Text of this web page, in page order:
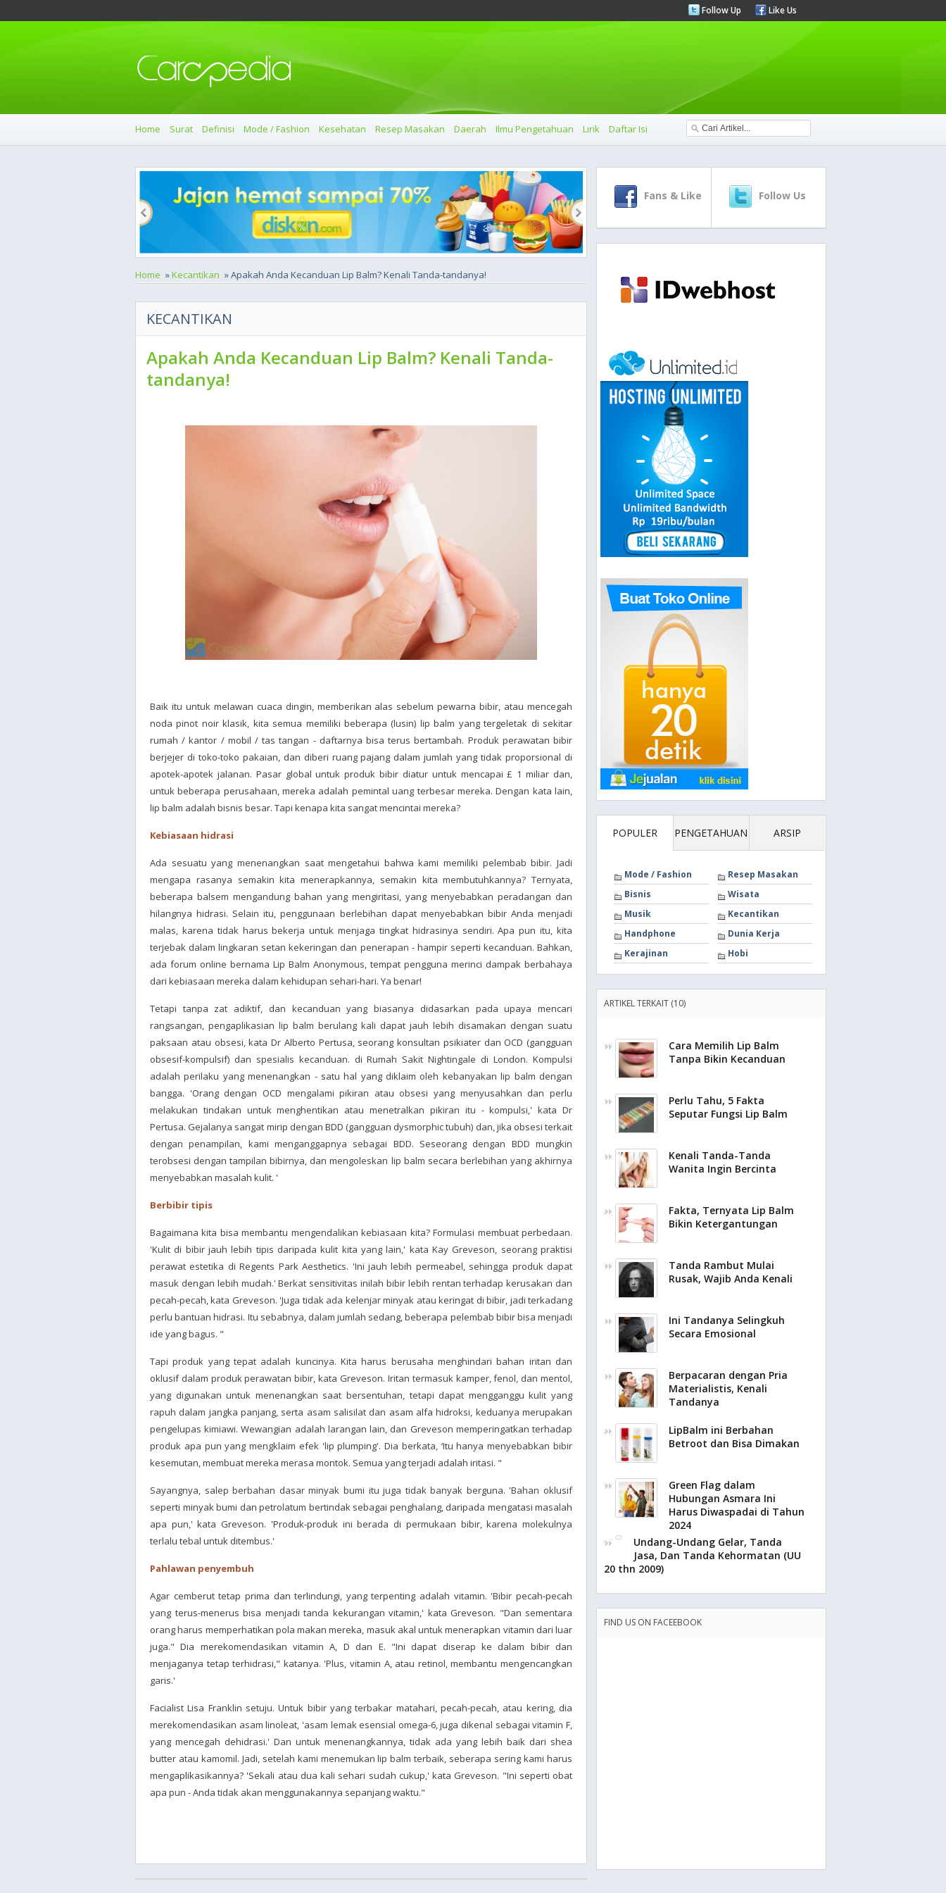
Follow Up Like Us
Home Surat Definisi Mode / Fashion Kesehatan Resep Masakan Daerah Ilmu Pengetahuan Lirik Daftar Isi
Home »Kecantikan » Apakah Anda Kecanduan Lip Balm? Kenali Tanda-tandanya!
KECANTIKAN
Apakah Anda Kecanduan Lip Balm? Kenali Tanda-
tandanya!
Baik itu untuk melawan cuaca dingin, memberikan alas sebelum pewarna bibir, atau mencegah
noda pinot noir klasik, kita semua memiliki beberapa (lusin) lip balm yang tergeletak di sekitar
rumah / kantor / mobil / tas tangan - daftarnya bisa terus bertambah. Produk perawatan bibir
berjejer di toko-toko pakaian, dan diberi ruang pajang dalam jumlah yang tidak proporsional di
apotek-apotek jalanan. Pasar global untuk produk bibir diatur untuk mencapai £ 1 miliar dan,
untuk beberapa perusahaan, mereka adalah pemintal uang terbesar mereka. Dengan kata lain,
lip balm adalah bisnis besar. Tapi kenapa kita sangat mencintai mereka?
Kebiasaan hidrasi
Ada sesuatu yang menenangkan saat mengetahui bahwa kami memiliki pelembab bibir. Jadi
mengapa rasanya semakin kita menerapkannya, semakin kita membutuhkannya? Ternyata,
beberapa balsem mengandung bahan yang mengiritasi, yang menyebabkan peradangan dan
hilangnya hidrasi. Selain itu, penggunaan berlebihan dapat menyebabkan bibir Anda menjadi
malas, karena tidak harus bekerja untuk menjaga tingkat hidrasinya sendiri. Apa pun itu, kita
terjebak dalam lingkaran setan kekeringan dan penerapan - hampir seperti kecanduan. Bahkan,
ada forum online bernama Lip Balm Anonymous, tempat pengguna merinci dampak berbahaya
dari kebiasaan mereka dalam kehidupan sehari-hari. Ya benar!
Tetapi tanpa zat adiktif, dan kecanduan yang biasanya didasarkan pada upaya mencari
rangsangan, pengaplikasian lip balm berulang kali dapat jauh lebih disamakan dengan suatu
paksaan atau obsesi, kata Dr Alberto Pertusa, seorang konsultan psikiater dan OCD (gangguan
obsesif-kompulsif) dan spesialis kecanduan. di Rumah Sakit Nightingale di London. Kompulsi
adalah perilaku yang menenangkan - satu hal yang diklaim oleh kebanyakan lip balm dengan
bangga. 'Orang dengan OCD mengalami pikiran atau obsesi yang menyusahkan dan perlu
melakukan tindakan untuk menghentikan atau menetralkan pikiran itu - kompulsi,' kata Dr
Pertusa. Gejalanya sangat mirip dengan BDD (gangguan dysmorphic tubuh) dan, jika obsesi terkait
dengan penampilan, kami menganggapnya sebagai BDD. Seseorang dengan BDD mungkin
terobsesi dengan tampilan bibirnya, dan mengoleskan lip balm secara berlebihan yang akhirnya
menyebabkan masalah kulit. '
Berbibir tipis
Bagaimana kita bisa membantu mengendalikan kebiasaan kita? Formulasi membuat perbedaan.
'Kulit di bibir jauh lebih tipis daripada kulit kita yang lain,' kata Kay Greveson, seorang praktisi
perawat estetika di Regents Park Aesthetics. 'Ini jauh lebih permeabel, sehingga produk dapat
masuk dengan lebih mudah.' Berkat sensitivitas inilah bibir lebih rentan terhadap kerusakan dan
pecah-pecah, kata Greveson. 'Juga tidak ada kelenjar minyak atau keringat di bibir, jadi terkadang
perlu bantuan hidrasi. Itu sebabnya, dalam jumlah sedang, beberapa pelembab bibir bisa menjadi
ide yang bagus. "
Tapi produk yang tepat adalah kuncinya. Kita harus berusaha menghindari bahan iritan dan
oklusif dalam produk perawatan bibir, kata Greveson. Iritan termasuk kamper, fenol, dan mentol,
yang digunakan untuk menenangkan saat bersentuhan, tetapi dapat mengganggu kulit yang
rapuh dalam jangka panjang, serta asam salisilat dan asam alfa hidroksi, keduanya merupakan
pengelupas kimiawi. Wewangian adalah larangan lain, dan Greveson memperingatkan terhadap
produk apa pun yang mengklaim efek 'lip plumping'. Dia berkata, ‘Itu hanya menyebabkan bibir
kesemutan, membuat mereka merasa montok. Semua yang terjadi adalah iritasi. "
Sayangnya, salep berbahan dasar minyak bumi itu juga tidak banyak berguna. 'Bahan oklusif
seperti minyak bumi dan petrolatum bertindak sebagai penghalang, daripada mengatasi masalah
apa pun,' kata Greveson. 'Produk-produk ini berada di permukaan bibir, karena molekulnya
terlalu tebal untuk ditembus.'
Pahlawan penyembuh
Agar cemberut tetap prima dan terlindungi, yang terpenting adalah vitamin. 'Bibir pecah-pecah
yang terus-menerus bisa menjadi tanda kekurangan vitamin,' kata Greveson. "Dan sementara
orang harus memperhatikan pola makan mereka, masuk akal untuk menerapkan vitamin dari luar
juga." Dia merekomendasikan vitamin A, D dan E. "Ini dapat diserap ke dalam bibir dan
menjaganya tetap terhidrasi," katanya. 'Plus, vitamin A, atau retinol, membantu mengencangkan
garis.'
Facialist Lisa Franklin setuju. Untuk bibir yang terbakar matahari, pecah-pecah, atau kering, dia
merekomendasikan asam linoleat, 'asam lemak esensial omega-6, juga dikenal sebagai vitamin F,
yang mencegah dehidrasi.' Dan untuk menenangkannya, tidak ada yang lebih baik dari shea
butter atau kamomil. Jadi, setelah kami menemukan lip balm terbaik, seberapa sering kami harus
mengaplikasikannya? 'Sekali atau dua kali sehari sudah cukup,' kata Greveson. "Ini seperti obat
apa pun - Anda tidak akan menggunakannya sepanjang waktu."
Fans & Like Follow Us
POPULER PENGETAHUAN ARSIP
Mode / Fashion
Resep Masakan
Bisnis
Wisata
Musik
Kecantikan
Handphone
Dunia Kerja
Kerajinan
Hobi
ARTIKEL TERKAIT (10)
Cara Memilih Lip Balm
Tanpa Bikin Kecanduan
Perlu Tahu, 5 Fakta
Seputar Fungsi Lip Balm
Kenali Tanda-Tanda
Wanita Ingin Bercinta
Fakta, Ternyata Lip Balm
Bikin Ketergantungan
Tanda Rambut Mulai
Rusak, Wajib Anda Kenali
Ini Tandanya Selingkuh
Secara Emosional
Berpacaran dengan Pria
Materialistis, Kenali
Tandanya
LipBalm ini Berbahan
Betroot dan Bisa Dimakan
Green Flag dalam
Hubungan Asmara Ini
Harus Diwaspadai di Tahun
2024
Undang-Undang Gelar, Tanda
Jasa, Dan Tanda Kehormatan (UU
20 thn 2009)
FIND US ON FACEEBOOK